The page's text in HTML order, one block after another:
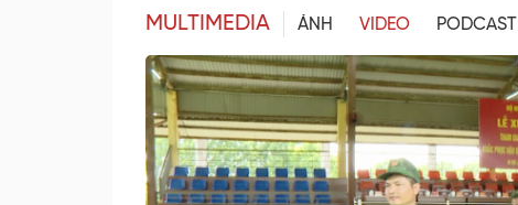
MULTIMEDIA ẢNH VIDEO PODCAST